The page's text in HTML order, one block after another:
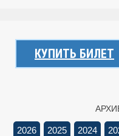
КУПИТЬ БИЛЕТ
2026 2025 2024